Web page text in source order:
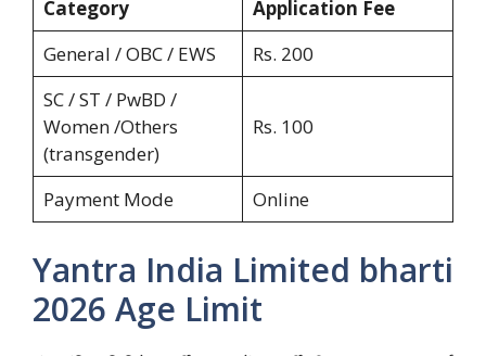
Category
Application Fee
General / OBC / EWS
Rs. 200
SC / ST / PwBD /
Women /Others
(transgender)
Rs. 100
Payment Mode Online
Yantra India Limited bharti
2026 Age Limit